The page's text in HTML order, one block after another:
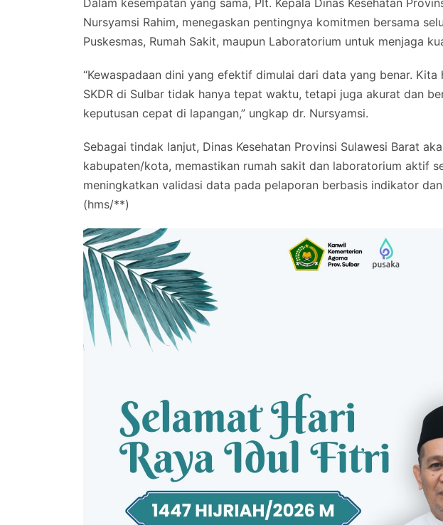
Dalam kesempatan yang sama, Plt. Kepala Dinas Kesehatan
Nursyamsi Rahim, menegaskan pentingnya komitmen bersama
Puskesmas, Rumah Sakit, maupun Laboratorium untuk menjaga
“Kewaspadaan dini yang efektif dimulai dari data yang benar. Kita
SKDR di Sulbar tidak hanya tepat waktu, tetapi juga akurat dan
keputusan cepat di lapangan,” ungkap dr. Nursyamsi.
Sebagai tindak lanjut, Dinas Kesehatan Provinsi Sulawesi Barat
kabupaten/kota, memastikan rumah sakit dan laboratorium aktif
meningkatkan validasi data pada pelaporan berbasis indikator dan
(hms/**)